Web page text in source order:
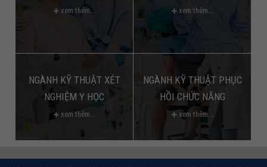
xem thêm... xem thêm...
NGÀNH KỸ THUẬT XÉT
NGHIỆM Y HỌC
xem thêm...
NGÀNH KỸ THUẬT PHỤC
HỒI CHỨC NĂNG
xem thêm...